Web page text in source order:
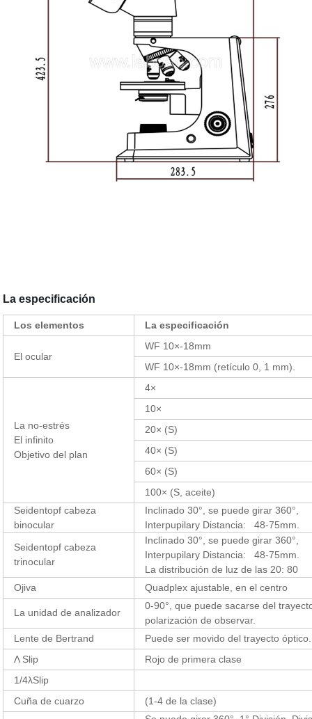
La especificación
Los elementos La especificación
El ocular
WF 10×-18mm
WF 10×-18mm (retículo 0, 1 mm).
La no-estrés
El infinito
Objetivo del plan
4×
10×
20× (S)
40× (S)
60× (S)
100× (S ,aceite)
Seidentopf cabeza
binocular
Inclinado 30°, se puede girar 360°,
Interpupilary Distancia: 48-75mm.
Seidentopf cabeza
trinocular
Inclinado 30°, se puede girar 360°,
Interpupilary Distancia: 48-75mm.
La distribución de luz de las 20: 80
Ojiva
Quadplex ajustable, en el centro
La unidad de analizador
0-90° ,que puede sacarse del
polarización de observar.
Lente de Bertrand
Puede ser movido del trayecto óptico.
Λ Slip
Rojo de primera clase
1/4λSlip
Cuña de cuarzo
(1-4 de la clase)